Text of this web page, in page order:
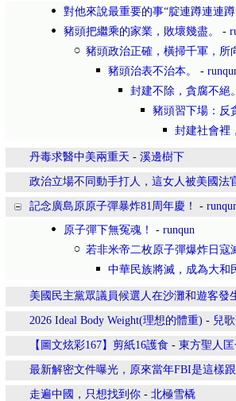
對他來說最重要的事“腚連蹲連連
豬頭把繼乘的家業，敗壞幾盡。
-
豬頭政治正確，橫掃千軍，所
豬頭治表不治本。
-
封建不除，貪腐不絕。
豬頭習下場：反
封建社會裡
丹毒求醫中美兩重天 - 溪邊樹下
政治立場不同動手打人，這女人被美國法
記念廣島原原子彈暴炸81周年慶！ -
原子彈下無冤魂！
- runqun
若非米帝二枚原子彈爆炸日寇
中華民族將滅，成為大和
美國民主黨眾議員候選人在沙灘和遊客
2026 Ideal Body Weight(理想的體重) - 兒
【圖文炫彩167】剪紙16護食 - 東方聖人
最新解密文件曝光，原來當年FBI是這樣
走遍中國，只想找到你 - 北極雪橇